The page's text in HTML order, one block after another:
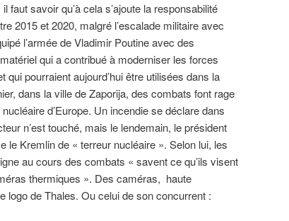
faut savoir qu’à cela s’ajoute la responsabilité
2015 et 2020, malgré l’escalade militaire avec
l’armée de Vladimir Poutine avec des
qui a contribué à moderniser les forces
pourraient aujourd’hui être utilisées dans la
dans la ville de Zaporija, des combats font rage
d’Europe. Un incendie se déclare dans
n’est touché, mais le lendemain, le président
le Kremlin de « terreur nucléaire ». Selon lui, les
au cours des combats « savent ce qu’ils visent
thermiques ». Des caméras, haute
logo de Thales. Ou celui de son concurrent :